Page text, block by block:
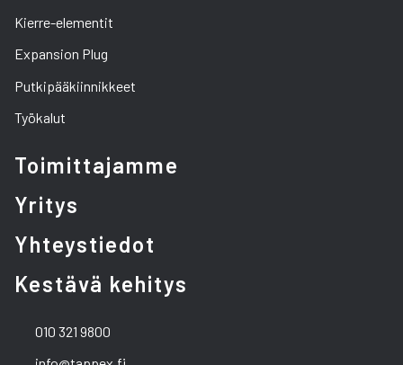
Kierre-elementit
Expansion Plug
Putkipääkiinnikkeet
Työkalut
Toimittajamme
Yritys
Yhteystiedot
Kestävä kehitys
010 321 9800